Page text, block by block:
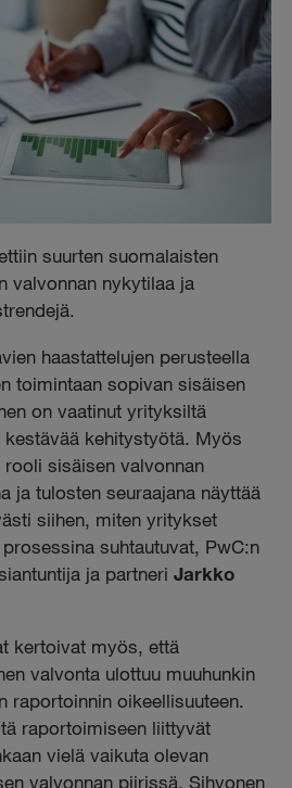
suurten suomalaisten
valvonnan nykytilaa ja
haastattelujen perusteella
toimintaan sopivan sisäisen
on vaatinut yrityksiltä
kehitystyötä. Myös
sisäisen valvonnan
ja tulosten seuraajana näyttää
siihen, miten yritykset
suhtautuvat, PwC:n
ja partneriJarkko
kertoivat myös, että
valvonta ulottuu muuhunkin
raportoinnin oikeellisuuteen.
raportoimiseen liittyvät
vielä vaikuta olevan
valvonnan piirissä, Sihvonen